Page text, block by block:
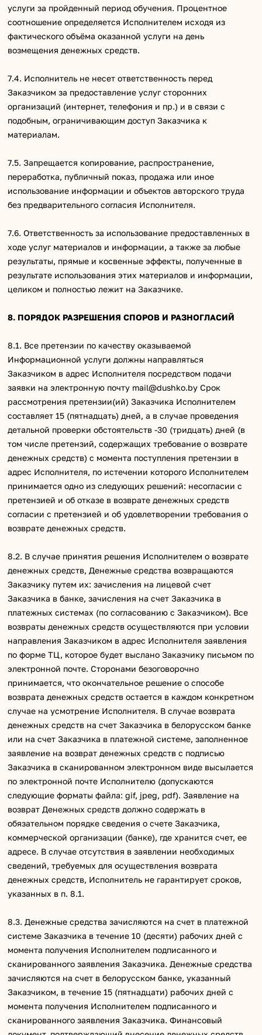
услуги за пройденный период обучения. Процентное
соотношение определяется Исполнителем исходя из
фактического объёма оказанной услуги на день
возмещения денежных средств.
7.4. Исполнитель не несет ответственность перед
Заказчиком за предоставление услуг сторонних
организаций (интернет, телефония и пр.) и в связи с
подобным, ограничивающим доступ Заказчика к
материалам.
7.5. Запрещается копирование, распространение,
переработка, публичный показ, продажа или иное
использование информации и объектов авторского труда
без предварительного согласия Исполнителя.
7.6. Ответственность за использование предоставленных в
ходе услуг материалов и информации, а также за любые
результаты, прямые и косвенные эффекты, полученные в
результате использования этих материалов и информации,
целиком и полностью лежит на Заказчике.
8. ПОРЯДОК РАЗРЕШЕНИЯ СПОРОВ И РАЗНОГЛАСИЙ
8.1. Все претензии по качеству оказываемой
Информационной услуги должны направляться
Заказчиком в адрес Исполнителя посредством подачи
заявки на электронную почту mail@dushko.by Срок
рассмотрения претензии(ий) Заказчика Исполнителем
составляет 15 (пятнадцать) дней, а в случае проведения
детальной проверки обстоятельств -30 (тридцать) дней (в
том числе претензий, содержащих требование о возврате
денежных средств) с момента поступления претензии в
адрес Исполнителя, по истечении которого Исполнителем
принимается одно из следующих решений: несогласии с
претензией и об отказе в возврате денежных средств
согласии с претензией и об удовлетворении требования о
возврате денежных средств.
8.2. В случае принятия решения Исполнителем о возврате
денежных средств, Денежные средства возвращаются
Заказчику путем их: зачисления на лицевой счет
Заказчика в банке, зачисления на счет Заказчика в
платежных системах (по согласованию с Заказчиком). Все
возвраты денежных средств осуществляются при условии
направления Заказчиком в адрес Исполнителя заявления
по форме ТЦ, которое будет выслано Заказчику письмом по
электронной почте. Сторонами безоговорочно
принимается, что окончательное решение о способе
возврата денежных средств остается в каждом конкретном
случае на усмотрение Исполнителя. В случае возврата
денежных средств на счет Заказчика в белорусском банке
или на счет Заказчика в платежной системе, заполненное
заявление на возврат денежных средств с подписью
Заказчика в сканированном электронном виде высылается
по электронной почте Исполнителю (допускаются
следующие форматы файла: gif, jpeg, pdf). Заявление на
возврат Денежных средств должно содержать в
обязательном порядке сведения о счете Заказчика,
коммерческой организации (банке), где хранится счет, ее
адресе. В случае отсутствия в заявлении необходимых
сведений, требуемых для осуществления возврата
денежных средств, Исполнитель не гарантирует сроков,
указанных в п. 8.1.
8.3. Денежные средства зачисляются на счет в платежной
системе Заказчика в течение 10 (десяти) рабочих дней с
момента получения Исполнителем подписанного и
сканированного заявления Заказчика. Денежные средства
зачисляются на счет в белорусском банке, указанный
Заказчиком, в течение 15 (пятнадцати) рабочих дней с
момента получения Исполнителем подписанного и
сканированного заявления Заказчика. Финансовый